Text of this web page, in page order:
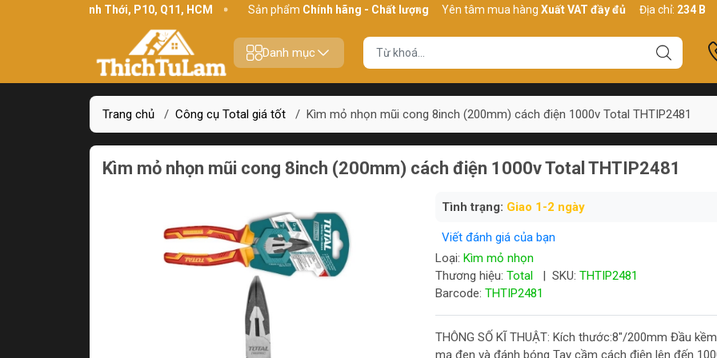
234 Bình Thới, P10, Q11, HCM Sản phẩmChính hãng - Chất lượng Yên tâm mua hàngXuất VAT đầy đủ Địa chỉ:234 Bình Thới,
Danh mục
Trang chủ / Công cụ Total giá tốt / Kìm mỏ nhọn mũi cong 8inch (200mm) cách điện 1000v Total THTIP2481
Kìm mỏ nhọn mũi cong 8inch (200mm) cách điện 1000v Total THTIP2481
Tình trạng: Giao 1-2 ngày
Viết đánh giá của bạn
Loại: Kìm mỏ nhọn
Thương hiệu: Total | SKU: THTIP2481
Barcode: THTIP2481
THÔNG SỐ KĨ THUẬT: Kích thước:8"/200mm Đầu
mạ đen và đánh bóng Tay cầm cách điện lên đến